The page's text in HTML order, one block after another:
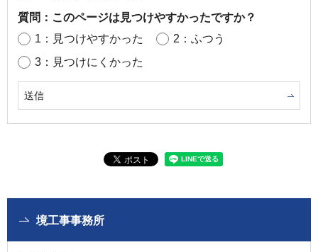
質問：このページは見つけやすかったですか？
1：見つけやすかった
2：ふつう
3：見つけにくかった
境工事事務所